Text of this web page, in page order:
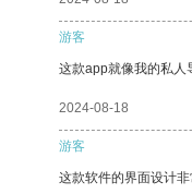
游客
这款app就像我的私人
2024-08-18
游客
这款软件的界面设计非